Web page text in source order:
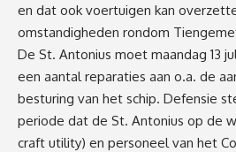
en dat ook voertuigen kan
omstandigheden rondom
De St. Antonius moet maandag 13
een aantal reparaties aan o.a. de
besturing van het schip. Defensie
periode dat de St. Antonius op de
craft utility) en personeel van het